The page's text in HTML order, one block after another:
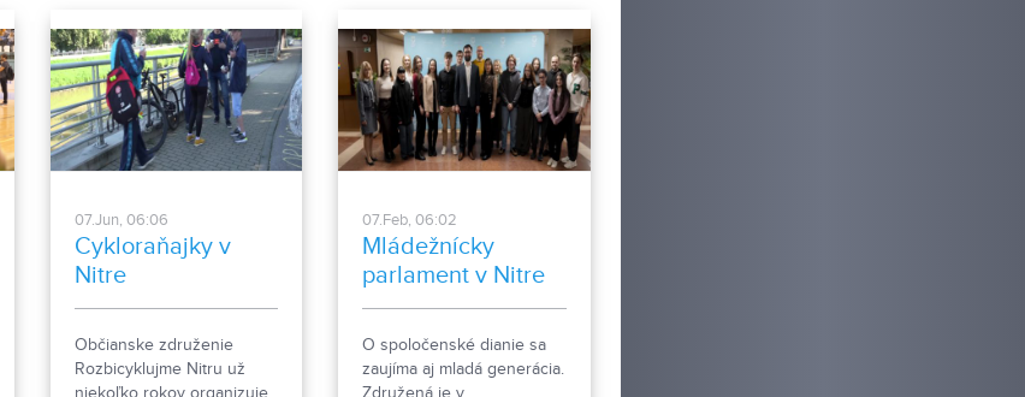
07.Jun, 06:06
Cykloraňajky v
Nitre
Občianske združenie
Rozbicyklujme Nitru už
niekoľko rokov organizuje
07.Feb, 06:02
Mládežnícky
parlament v Nitre
O spoločenské dianie sa
zaujíma aj mladá generácia.
Združená je v